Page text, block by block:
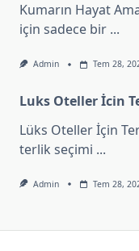
Kumarın Hayat
için sadece bir ...
Admin Tem 28,
Luks Oteller İcin
Lüks Oteller İçin
terlik seçimi ...
Admin Tem 28,